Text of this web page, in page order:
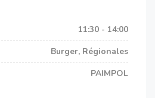
11:30 - 14:00
Burger, Régionales
PAIMPOL